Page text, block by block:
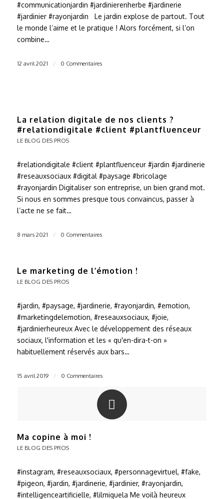
#communicationjardin #jardinierenherbe #jardinerie
#jardinier #rayonjardin Le jardin explose de partout. Tout
le monde l’aime et le pratique ! Alors forcément, si l’on
combine…
12 avril 2021 / 0 Commentaires
La relation digitale de nos clients ?
#relationdigitale #client #plantfluenceur
LE BLOG DES PROS
#relationdigitale #client #plantfluenceur #jardin #jardinerie
#reseauxsociaux #digital #paysage #bricolage
#rayonjardin Digitaliser son entreprise, un bien grand mot.
Si nous en sommes presque tous convaincus, passer à
l’acte ne se fait…
8 mars 2021 / 0 Commentaires
Le marketing de l’émotion !
LE BLOG DES PROS
#jardin, #paysage, #jardinerie, #rayonjardin, #emotion,
#marketingdelemotion, #reseauxsociaux, #joie,
#jardinierheureux Avec le développement des réseaux
sociaux, l'information et les « qu'en-dira-t-on »
habituellement réservés aux bars…
15 avril 2019 / 0 Commentaires
Ma copine à moi !
LE BLOG DES PROS
#instagram, #reseauxsociaux, #personnagevirtuel, #fake,
#pigeon, #jardin, #jardinerie, #jardinier, #rayonjardin,
#intelligenceartificielle, #lilmiquela Me voilà heureux